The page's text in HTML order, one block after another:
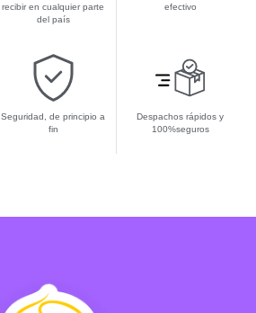
recibir en cualquier parte
del país
efectivo
Seguridad, de principio a
fin
Despachos rápidos y
100%seguros